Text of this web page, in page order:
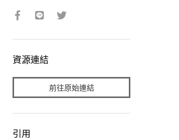
資源連結
前往原始連結
引用